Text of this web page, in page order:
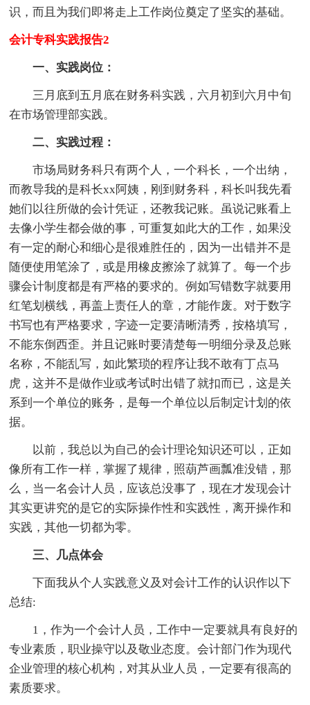
识，而且为我们即将走上工作岗位奠定了坚实的基础。
会计专科实践报告2
一、实践岗位：
三月底到五月底在财务科实践，六月初到六月中旬
在市场管理部实践。
二、实践过程：
市场局财务科只有两个人，一个科长，一个出纳，
而教导我的是科长xx阿姨，刚到财务科，科长叫我先看
她们以往所做的会计凭证，还教我记账。虽说记账看上
去像小学生都会做的事，可重复如此大的工作，如果没
有一定的耐心和细心是很难胜任的，因为一出错并不是
随便使用笔涂了，或是用橡皮擦涂了就算了。每一个步
骤会计制度都是有严格的要求的。例如写错数字就要用
红笔划横线，再盖上责任人的章，才能作废。对于数字
书写也有严格要求，字迹一定要清晰清秀，按格填写，
不能东倒西歪。并且记账时要清楚每一明细分录及总账
名称，不能乱写，如此繁琐的程序让我不敢有丁点马
虎，这并不是做作业或考试时出错了就扣而已，这是关
系到一个单位的账务，是每一个单位以后制定计划的依
据。
以前，我总以为自己的会计理论知识还可以，正如
像所有工作一样，掌握了规律，照葫芦画瓢准没错，那
么，当一名会计人员，应该总没事了，现在才发现会计
其实更讲究的是它的实际操作性和实践性，离开操作和
实践，其他一切都为零。
三、几点体会
下面我从个人实践意义及对会计工作的认识作以下
总结:
1，作为一个会计人员，工作中一定要就具有良好的
专业素质，职业操守以及敬业态度。会计部门作为现代
企业管理的核心机构，对其从业人员，一定要有很高的
素质要求。